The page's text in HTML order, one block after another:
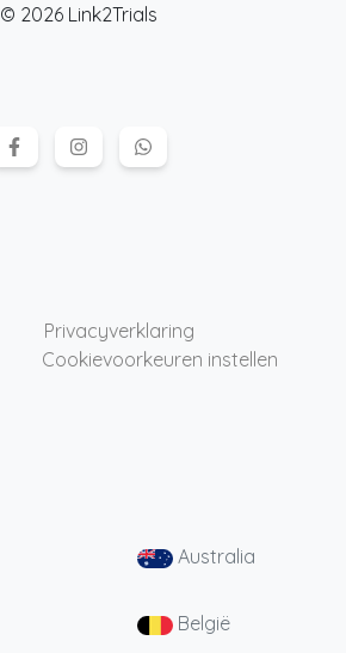
© 2026 Link2Trials
Privacyverklaring
Cookievoorkeuren instellen
Australia
België